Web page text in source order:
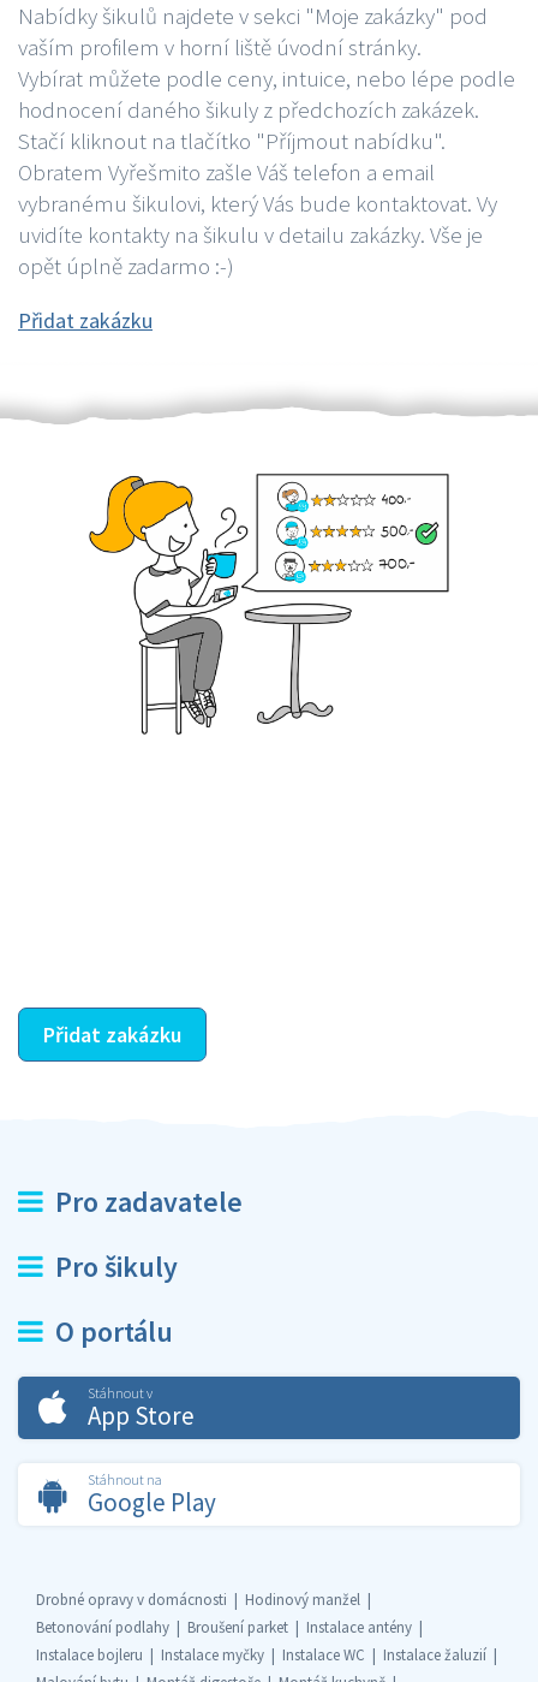
Nabídky šikulů najdete v sekci "Moje zakázky" pod
vaším profilem v horní liště úvodní stránky.
Vybírat můžete podle ceny, intuice, nebo lépe podle
hodnocení daného šikuly z předchozích zakázek.
Stačí kliknout na tlačítko "Příjmout nabídku".
Obratem Vyřešmito zašle Váš telefon a email
vybranému šikulovi, který Vás bude kontaktovat. Vy
uvidíte kontakty na šikulu v detailu zakázky. Vše je
opět úplně zadarmo :-)
Přidat zakázku
Přidat zakázku
Pro zadavatele
Pro šikuly
O portálu
Stáhnout v
App Store
Stáhnout na
Google Play
Drobné opravy v domácnosti
Hodinový manžel
Betonování podlahy
Broušení parket
Instalace antény
Instalace bojleru
Instalace myčky Instalace WC
Instalace žaluzií